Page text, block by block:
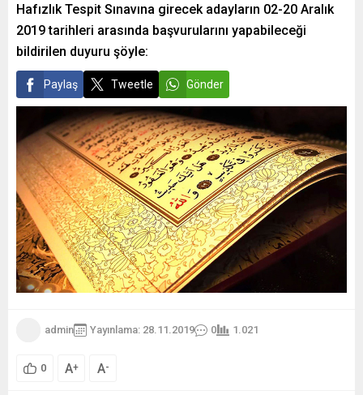
Hafızlık Tespit Sınavına girecek adayların 02-20 Aralık
2019 tarihleri arasında başvurularını yapabileceği
bildirilen duyuru şöyle:
Paylaş Tweetle Gönder
admin Yayınlama: 28.11.2019 0 1.021
0 A+ A-